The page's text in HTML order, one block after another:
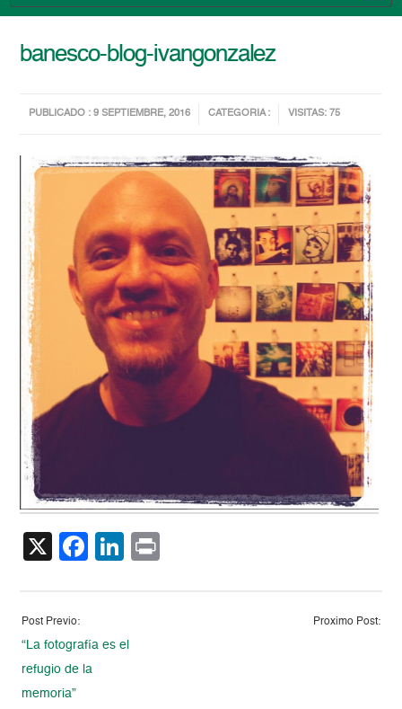
banesco-blog-ivangonzalez
PUBLICADO : 9 SEPTIEMBRE, 2016 CATEGORIA : VISITAS: 75
X Facebook
LinkedIn
Post Previo:
“La fotografía es el
refugio de la
memoria”
Proximo Post: